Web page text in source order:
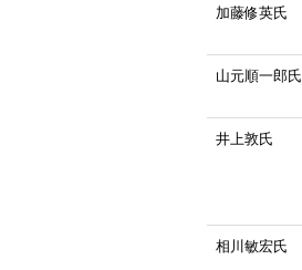
加藤修英氏
山元順一郎氏
井上敦氏
相川敏宏氏